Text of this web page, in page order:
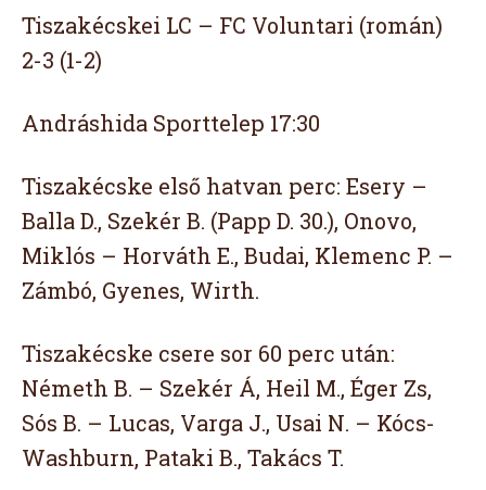
Tiszakécskei LC – FC Voluntari (román)
2-3 (1-2)
Andráshida Sporttelep 17:30
Tiszakécske első hatvan perc: Esery –
Balla D., Szekér B. (Papp D. 30.), Onovo,
Miklós – Horváth E., Budai, Klemenc P. –
Zámbó, Gyenes, Wirth.
Tiszakécske csere sor 60 perc után:
Németh B. – Szekér Á, Heil M., Éger Zs,
Sós B. – Lucas, Varga J., Usai N. – Kócs-
Washburn, Pataki B., Takács T.